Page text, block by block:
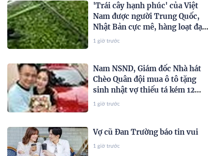
'Trái cây hạnh phúc' của Việt
Nam được người Trung Quốc,
Nhật Bản cực mê, hàng loạt đại
gia chạy đua mở rộng diện tích
1 giờ trước
Nam NSND, Giám đốc Nhà hát
Chèo Quân đội mua ô tô tặng
sinh nhật vợ thiếu tá kém 12
tuổi
1 giờ trước
Vợ cũ Đan Trường báo tin vui
1 giờ trước